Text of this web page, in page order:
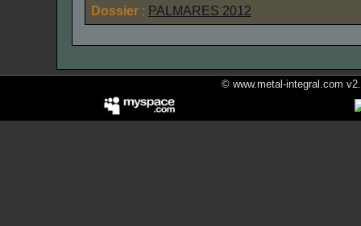
Dossier : PALMARES 2012
© www.metal-integral.com